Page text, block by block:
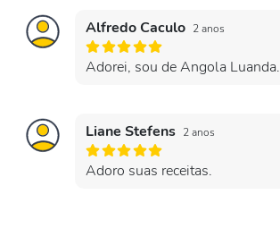
Alfredo Caculo 2 anos
Adorei, sou de Angola Luanda.
Liane Stefens 2 anos
Adoro suas receitas.